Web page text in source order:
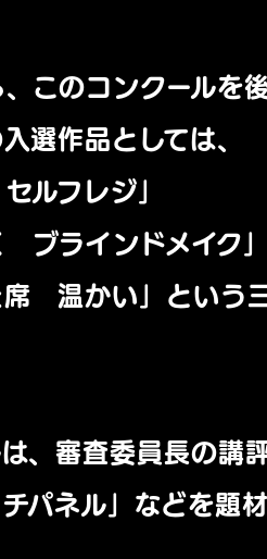
このコンクールを
選作品としては、
ルフレジ」
ブラインドメイク」
温かい」という
、審査委員長の講
パネル」などを題